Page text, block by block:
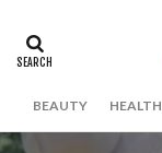
BEAUTY HEALTH